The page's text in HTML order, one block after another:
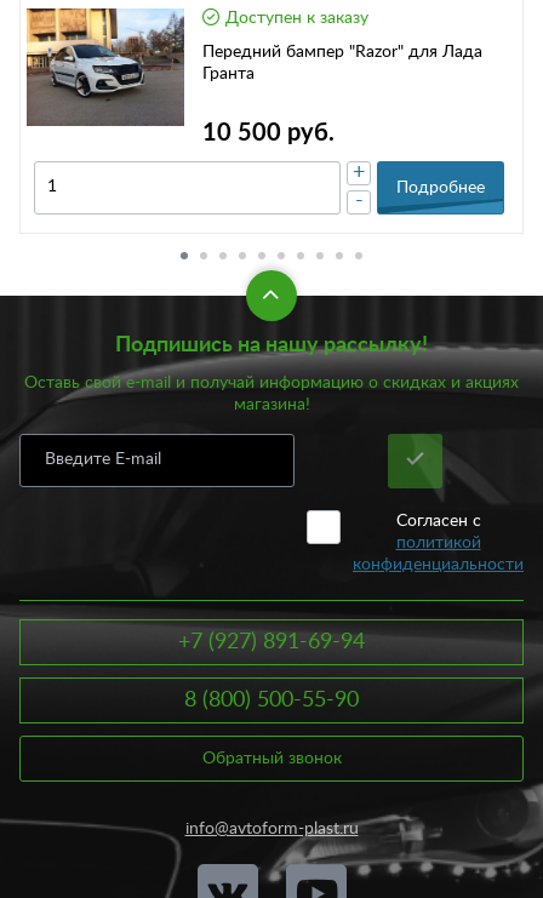
Доступен к заказу
Передний бампер "Razor" для Лада
Гранта
10 500 руб.
-
+
Подробнее
Подпишись на нашу рассылку!
Оставь свой e-mail и получай информацию о скидках и акциях
магазина!
Согласен с
политикой
конфиденциальности
+7 (927) 891-69-94
8 (800) 500-55-90
Обратный звонок
info@avtoform-plast.ru